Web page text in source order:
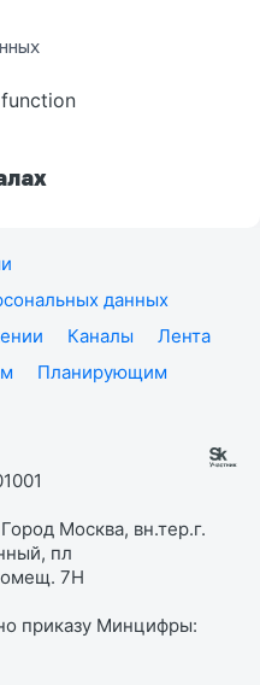
данных
Каналы
Лента
Планирующим
Москва, вн.тер.г.
пл
7Н
приказу Минцифры: